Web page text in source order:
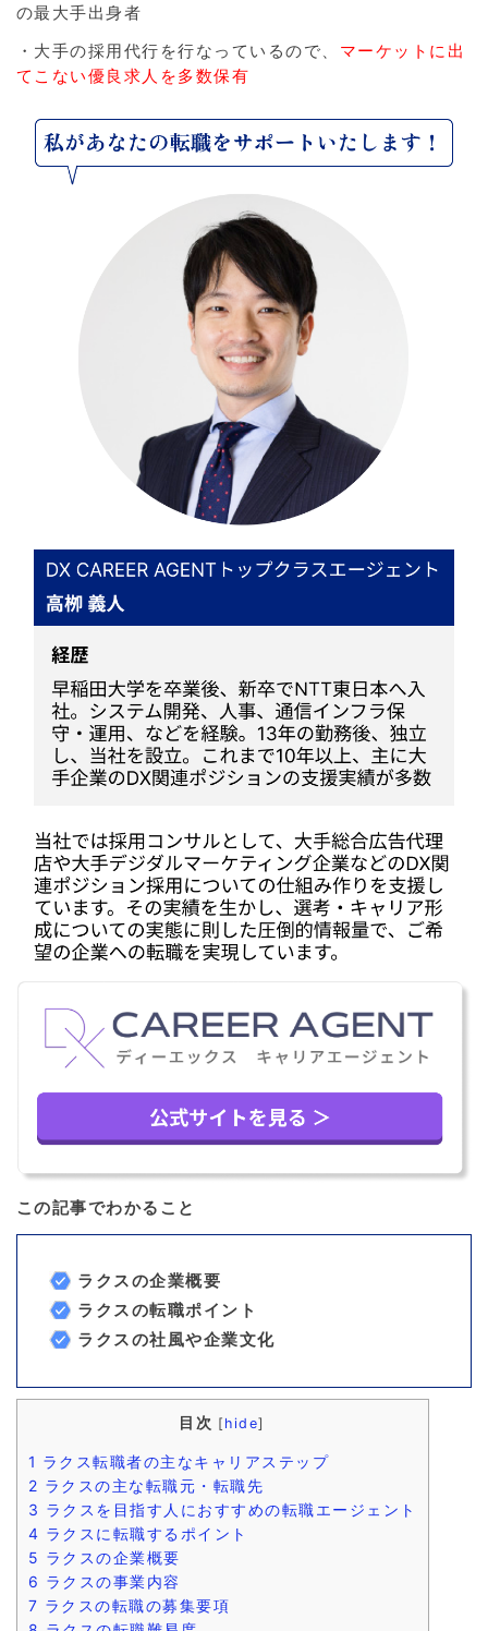
の最大手出身者
・大手の採用代行を行なっているので、 マーケットに出
てこない優良求人を多数保有
この記事でわかること
ラクスの企業概要
ラクスの転職ポイント
ラクスの社風や企業文化
目次 [ hide]
1 ラクス転職者の主なキャリアステップ
2 ラクスの主な転職元・転職先
3 ラクスを目指す人におすすめの転職エージェント
4 ラクスに転職するポイント
5 ラクスの企業概要
6 ラクスの事業内容
7 ラクスの転職の募集要項